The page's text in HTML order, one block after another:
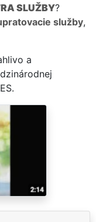
SLUŽBY?
služby,
a